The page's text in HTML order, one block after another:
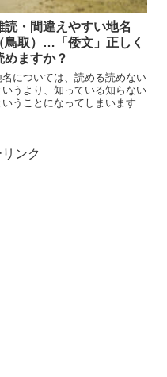
読・間違えやすい地名
鳥取）…「倭文」正しく
めますか？
名については、読める読めない
いうより、知っている知らない
いうことになってしまいます。
らないと読めませんよね？
ンク